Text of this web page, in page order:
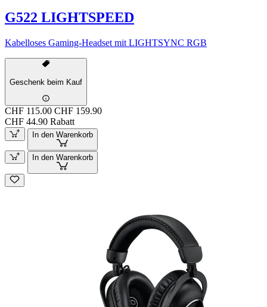
G522 LIGHTSPEED
Kabelloses Gaming-Headset mit LIGHTSYNC RGB
Geschenk beim Kauf
CHF 115.00 CHF 159.90
CHF 44.90 Rabatt
In den Warenkorb
In den Warenkorb